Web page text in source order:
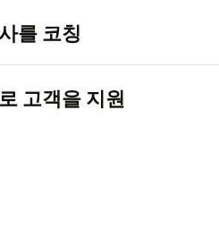
를 코칭
고객을 지원